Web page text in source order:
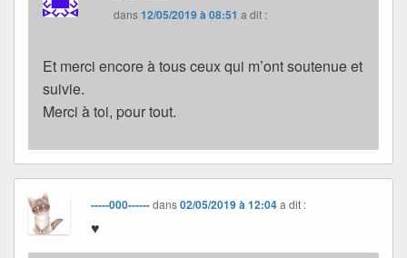
dans12/05/2019 à 08:51 a dit :
Et merci encore à tous ceux qui m’ont soutenue et
suivie.
Merci à toi, pour tout.
-----000------dans02/05/2019 à 12:04 a dit :
♥